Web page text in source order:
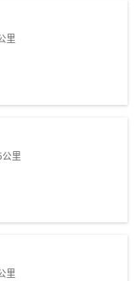
里
公里
里